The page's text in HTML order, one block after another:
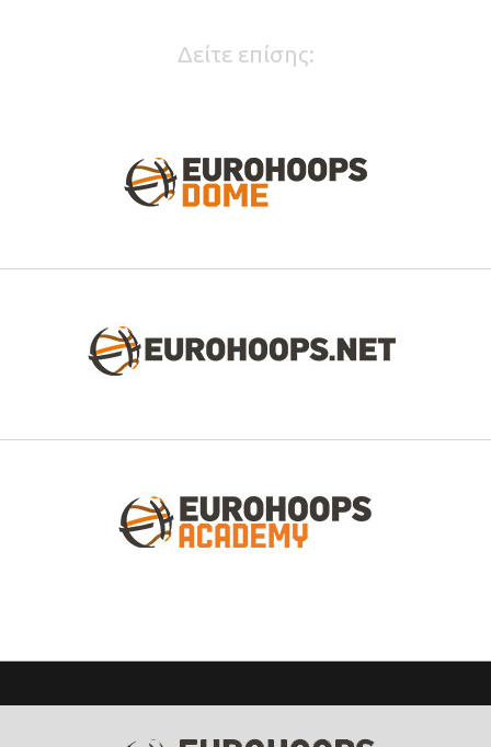
Δείτε επίσης: